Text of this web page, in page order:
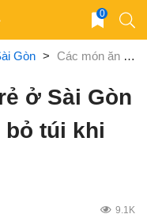
0
Gòn > Các món ăn ngon rẻ ở Sài Gòn – điều mà bạn nên bỏ túi khi tới đây du lịch
ở Sài Gòn
bỏ túi khi
9.1K